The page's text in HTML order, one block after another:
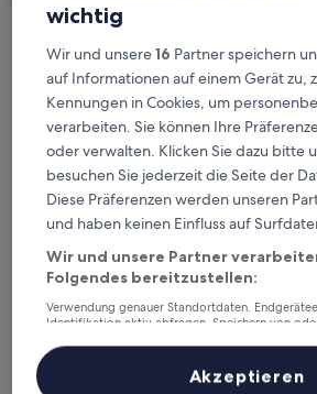
Kostenlose Stornierung
Planänderungen
Verdiene Prämien für jede
wahrgenommene
Mehr sparen mit Preisen
Überprüfe die Preise für
wichtig
Wir und unsere16 Partner speichern
auf Informationen auf einem Gerät zu,
Kennungen in Cookies, um
verarbeiten. Sie können Ihre
oder verwalten. Klicken Sie dazu bitte
besuchen Sie jederzeit die Seite der
Diese Präferenzen werden unseren
und haben keinen Einfluss auf
Wir und unsere Partner
Folgendes bereitzustellen:
Verwendung genauer Standortdaten.
Identifikation aktiv abfragen. Speichern von
Inhalte, Messung von Werbeleistung und der
Zielgruppenforschung sowie Entwicklung und
Akzeptieren